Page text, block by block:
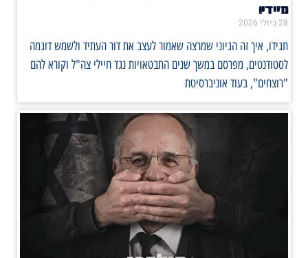
מיידי!
28 ביולי 2026
תגידו, איך זה הגיוני שמרצה שאמור לעצב את דור העתיד ולשמש דוגמה
לסטודנטים, מפרסם במשך שנים התבטאויות נגד חיילי צה"ל וקורא להם
"רוצחים", בעוד אוניברסיטת